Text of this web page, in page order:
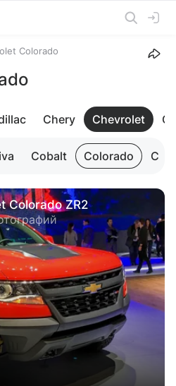
Colorado
Chery Chevrolet
Cobalt Colorado
Colorado ZR2